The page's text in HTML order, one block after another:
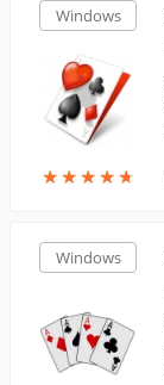
Windows
★★★★★
★★★★★
Windows